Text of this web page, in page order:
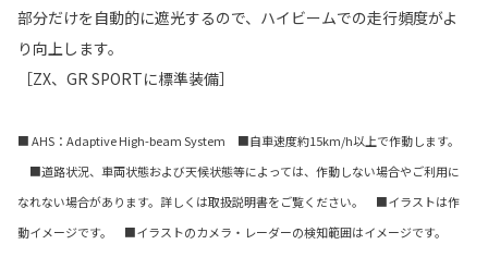
部分だけを自動的に遮光するので、ハイビームでの走行頻度がよ
り向上します。
［ZX、GR SPORTに標準装備］
■ AHS：Adaptive High-beam System ■自車速度約15km/h以上で作動します。
■道路状況、車両状態および天候状態等によっては、作動しない場合やご利用に
なれない場合があります。詳しくは取扱説明書をご覧ください。 ■イラストは作
動イメージです。 ■イラストのカメラ・レーダーの検知範囲はイメージです。